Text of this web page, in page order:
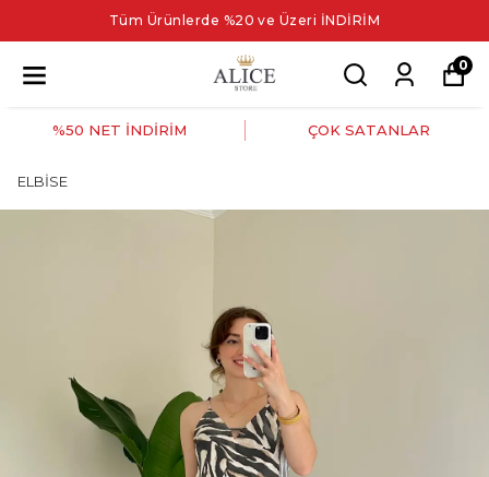
Tüm Ürünlerde %20 ve Üzeri İNDİRİM
0
%50 NET İNDİRİM ÇOK SATANLAR
ELBİSE